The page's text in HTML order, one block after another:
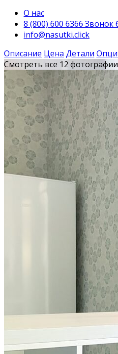
О нас
8 (800) 600 6366 Звонок
info@nasutki.click
Описание Цена Детали
Смотреть все 12 фотографии